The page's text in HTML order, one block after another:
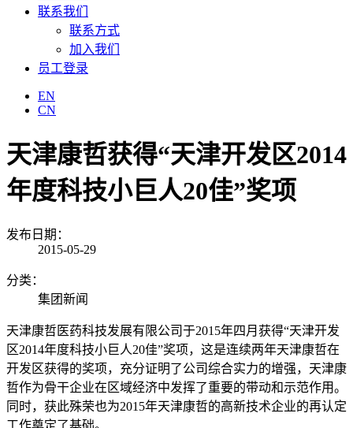
联系我们
联系方式
加入我们
员工登录
EN
CN
天津康哲获得“天津开发区2014
年度科技小巨人20佳”奖项
发布日期：
2015-05-29
分类：
集团新闻
天津康哲医药科技发展有限公司于2015年四月获得“天津开发
区2014年度科技小巨人20佳”奖项，这是连续两年天津康哲在
开发区获得的奖项，充分证明了公司综合实力的增强，天津康
哲作为骨干企业在区域经济中发挥了重要的带动和示范作用。
同时，获此殊荣也为2015年天津康哲的高新技术企业的再认定
工作奠定了基础。